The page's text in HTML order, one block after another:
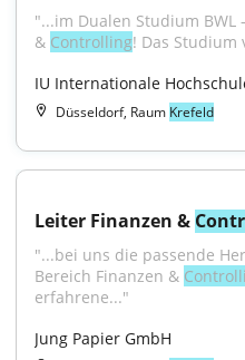
"...im Dualen Studium BWL
& Controlling! Das
IU Internationale
Düsseldorf, Raum Krefeld
Leiter Finanzen &
"...bei uns die passende
Bereich Finanzen &
erfahrene..."
Jung Papier GmbH